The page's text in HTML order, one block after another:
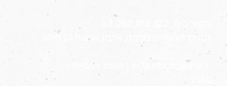
במרכז הצעירים ג׳סיקה, ארבע ארצות 24 חולון
השתתפות ללא עלות | מספר המקומות